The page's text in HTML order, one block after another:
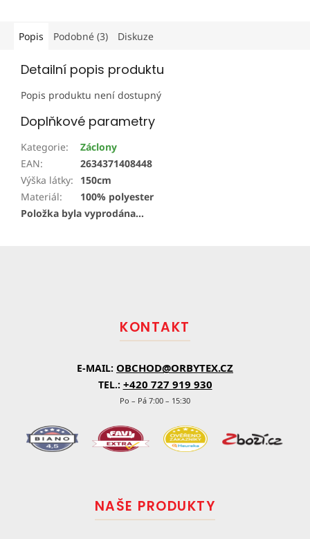
Popis Podobné (3) Diskuze
Detailní popis produktu
Popis produktu není dostupný
Doplňkové parametry
Kategorie:
Záclony
EAN:
2634371408448
Výška látky:
150cm
Materiál:
100% polyester
Položka byla vyprodána…
KONTAKT
E-MAIL: OBCHOD@ORBYTEX.CZ
TEL.: +420 727 919 930
Po – Pá 7:00 – 15:30
NAŠE PRODUKTY